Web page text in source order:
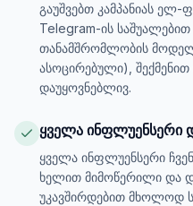
გაუშვებთ კამპანიას
Telegram-ის საშუალებით
თანამშრომლობის
ასოცირებული),
დაუყოვნებლივ.
ყველა ინფლუენსერი
ყველა ინფლუენსერი
ხელით მიმოწერილი და
უკავშირდებით მხოლოდ